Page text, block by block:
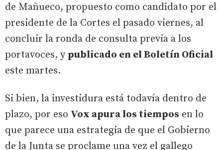
de Mañueco, propuesto como candidato por el
presidente de la Cortes el pasado viernes, al
concluir la ronda de consulta previa a los
portavoces, y publicado en el Boletín Oficial
este martes.
Si bien, la investidura está todavía dentro de
plazo, por eso Vox apura los tiempos en lo
que parece una estrategia de que el Gobierno
de la Junta se proclame una vez el gallego